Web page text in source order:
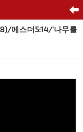
에스더5:14/‘나무를